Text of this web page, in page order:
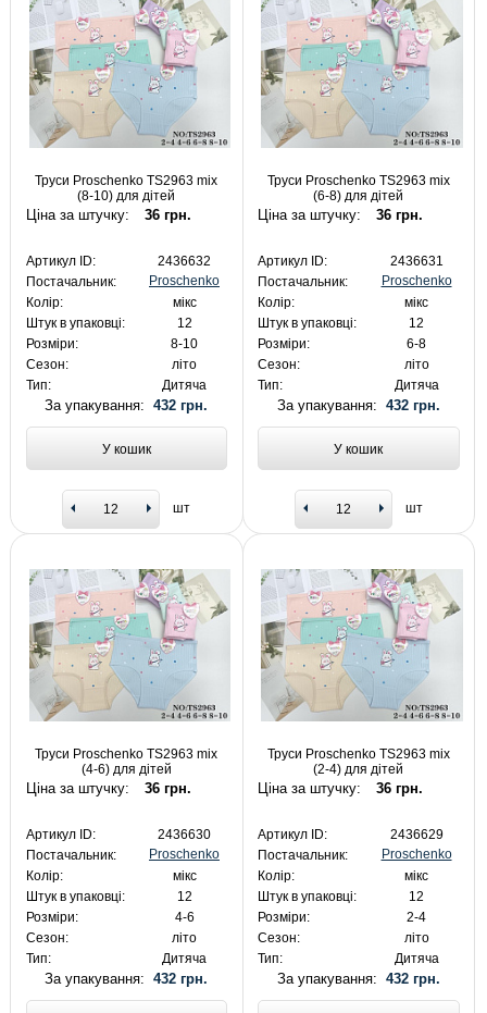
Труси Proschenko TS2963 mix
(8-10) для дітей
Ціна за штучку: 36 грн.
Артикул ID:
2436632
Постачальник:
Proschenko
Колір:
мікс
Штук в упаковці:
12
Розміри:
8-10
Сезон:
літо
Тип:
Дитяча
За упакування:432 грн.
У кошик
шт
Труси Proschenko TS2963 mix
(6-8) для дітей
Ціна за штучку: 36 грн.
Артикул ID:
2436631
Постачальник:
Proschenko
Колір:
мікс
Штук в упаковці:
12
Розміри:
6-8
Сезон:
літо
Тип:
Дитяча
За упакування: 432 грн.
У кошик
шт
Труси Proschenko TS2963 mix
(4-6) для дітей
Ціна за штучку: 36 грн.
Артикул ID:
2436630
Постачальник:
Proschenko
Колір:
мікс
Штук в упаковці:
12
Розміри:
4-6
Сезон:
літо
Тип:
Дитяча
За упакування:432 грн.
Труси Proschenko TS2963 mix
(2-4) для дітей
Ціна за штучку: 36 грн.
Артикул ID:
2436629
Постачальник:
Proschenko
Колір:
мікс
Штук в упаковці:
12
Розміри:
2-4
Сезон:
літо
Тип:
Дитяча
За упакування: 432 грн.